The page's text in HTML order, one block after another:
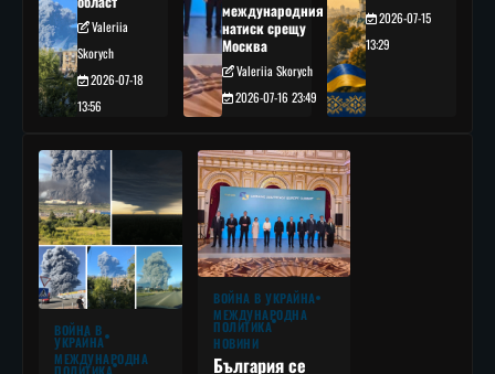
Valeriia
Skorych
2026-07-18
13:56
международния
натиск срещу
Москва
Valeriia Skorych
2026-07-16 23:49
2026-07-15
13:29
ВОЙНА В
УКРАЙНА
МЕЖДУНАРОДНА
ПОЛИТИКА
ВОЙНА В УКРАЙНА
МЕЖДУНАРОДНА
ПОЛИТИКА
НОВИНИ
България се